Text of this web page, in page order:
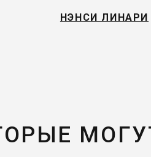
НЭНСИ ЛИНАРИ